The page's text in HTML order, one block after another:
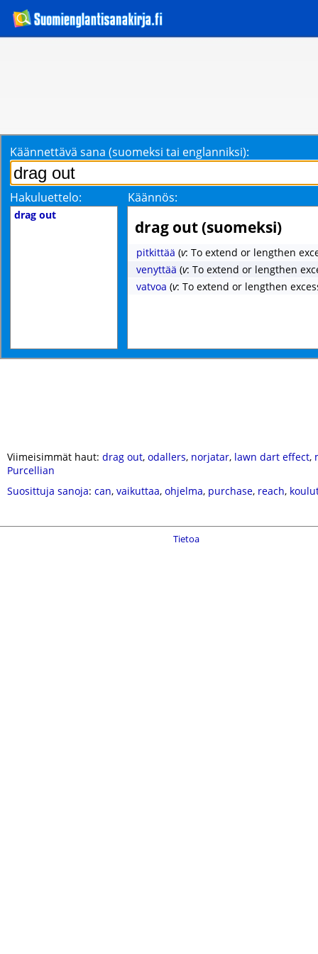
Käännettävä sana (suomeksi tai englanniksi):
Hakuluettelo: Käännös:
drag out
drag out (suomeksi)
pitkittää (v: To extend or lengthen
venyttää (v: To extend or lengthen
vatvoa (v: To extend or lengthen
Viimeisimmät haut: drag out, odallers, norjatar, lawn dart effect,
Purcellian
Suosittuja sanoja: can, vaikuttaa, ohjelma, purchase, reach,
Tietoa